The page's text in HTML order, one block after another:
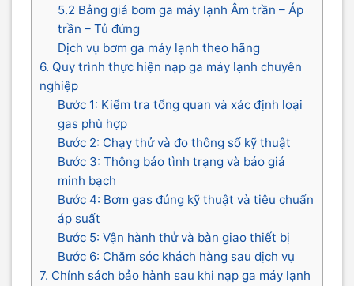
5.2 Bảng giá bơm ga máy lạnh Âm trần – Áp
trần – Tủ đứng
Dịch vụ bơm ga máy lạnh theo hãng
6. Quy trình thực hiện nạp ga máy lạnh chuyên
nghiệp
Bước 1: Kiểm tra tổng quan và xác định loại
gas phù hợp
Bước 2: Chạy thử và đo thông số kỹ thuật
Bước 3: Thông báo tình trạng và báo giá
minh bạch
Bước 4: Bơm gas đúng kỹ thuật và tiêu chuẩn
áp suất
Bước 5: Vận hành thử và bàn giao thiết bị
Bước 6: Chăm sóc khách hàng sau dịch vụ
7. Chính sách bảo hành sau khi nạp ga máy lạnh